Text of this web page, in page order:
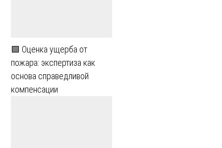
🟩 Оценка ущерба от
пожара: экспертиза как
основа справедливой
компенсации